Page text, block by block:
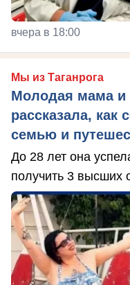
вчера в 18:00
Мы из Таганрога
Молодая мама и
рассказала, как
семью и
До 28 лет она
получить 3 высших